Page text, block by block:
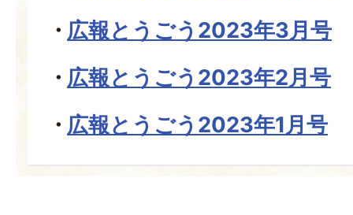
広報とうごう2023年3月号
広報とうごう2023年2月号
広報とうごう2023年1月号